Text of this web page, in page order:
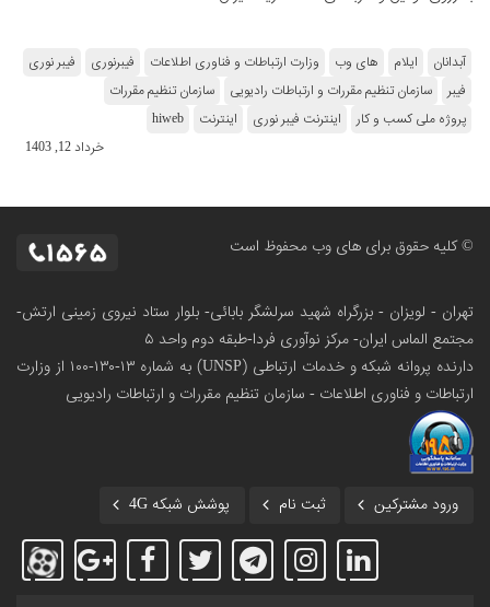
آبدانان ایلام های وب وزارت ارتباطات و فناوری اطلاعات فیبرنوری
فیبر نوری
فیبر
سازمان تنظیم مقررات و ارتباطات رادیویی
سازمان تنظیم مقررات
پروژه ملی کسب و کار
اینترنت فیبر نوری اینترنت
hiweb
خرداد 12, 1403
© کلیه حقوق برای های وب محفوظ است
تهران - لویزان - بزرگراه شهید سرلشگر بابائی- بلوار ستاد نیروی زمینی ارتش-
مجتمع الماس ایران- مرکز نوآوری فردا-طبقه دوم واحد ۵
دارنده پروانه شبکه و خدمات ارتباطی (UNSP) به شماره ۱۳-۱۳۰-۱۰۰
از وزارت
ارتباطات و فناوری اطلاعات - سازمان تنظیم مقررات و ارتباطات رادیویی
ورود مشترکین ثبت نام پوشش شبکه 4G